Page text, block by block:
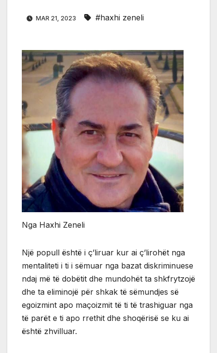
MAR 21, 2023 #haxhi zeneli
Nga Haxhi Zeneli
Një popull është i ç’liruar kur ai ç’lirohët nga
mentaliteti i ti i sëmuar nga bazat diskriminuese
ndaj më të dobëtit dhe mundohët ta shkfrytzojë
dhe ta eliminojë për shkak të sëmundjes së
egoizmint apo maçoizmit të ti të trashiguar nga
të parët e ti apo rrethit dhe shoqërisë se ku ai
është zhvilluar.